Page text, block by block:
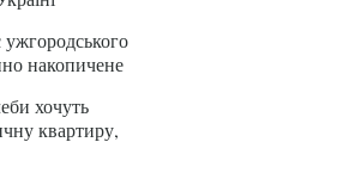
накопичене
хочуть
квартиру,